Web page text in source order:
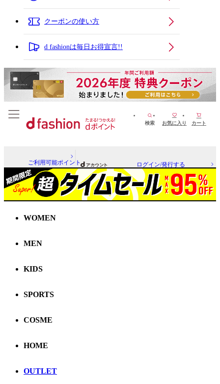
クーポンの使い方
d fashionは毎日お得宣言!!
検索 お気に入り カート
ご利用可能ポイント ログイン/発行する
WOMEN
MEN
KIDS
SPORTS
COSME
HOME
OUTLET